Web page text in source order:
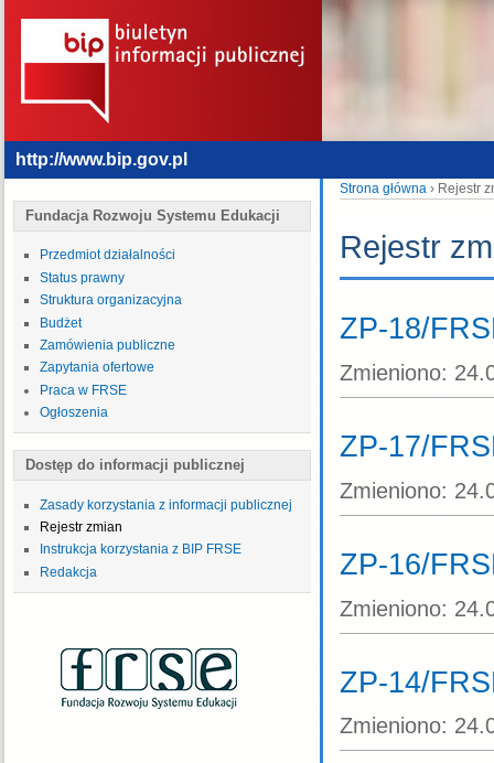
http://www.bip.gov.pl
Fundacja Rozwoju Systemu Edukacji
Przedmiot działalności
Status prawny
Struktura organizacyjna
Budżet
Zamówienia publiczne
Zapytania ofertowe
Praca w FRSE
Ogłoszenia
Dostęp do informacji publicznej
Zasady korzystania z informacji publicznej
Rejestr zmian
Instrukcja korzystania z BIP FRSE
Redakcja
Strona główna › Rejestr
Rejestr
ZP-18/
Zmieniono:
ZP-17/
Zmieniono:
ZP-16/
Zmieniono:
ZP-14/
Zmieniono: